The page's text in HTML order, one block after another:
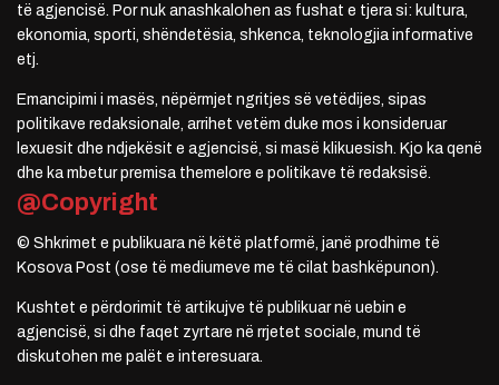
të agjencisë. Por nuk anashkalohen as fushat e tjera si: kultura,
ekonomia, sporti, shëndetësia, shkenca, teknologjia informative
etj.
Emancipimi i masës, nëpërmjet ngritjes së vetëdijes, sipas
politikave redaksionale, arrihet vetëm duke mos i konsideruar
lexuesit dhe ndjekësit e agjencisë, si masë klikuesish. Kjo ka qenë
dhe ka mbetur premisa themelore e politikave të redaksisë.
@Copyright
© Shkrimet e publikuara në këtë platformë, janë prodhime të
Kosova Post (ose të mediumeve me të cilat bashkëpunon).
Kushtet e përdorimit të artikujve të publikuar në uebin e
agjencisë, si dhe faqet zyrtare në rrjetet sociale, mund të
diskutohen me palët e interesuara.